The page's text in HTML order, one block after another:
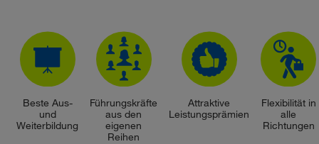
Beste Aus-
und
Weiterbildung
Führungskräfte
aus den
eigenen
Reihen
Attraktive
Leistungsprämien
Flexibilität in
alle
Richtungen